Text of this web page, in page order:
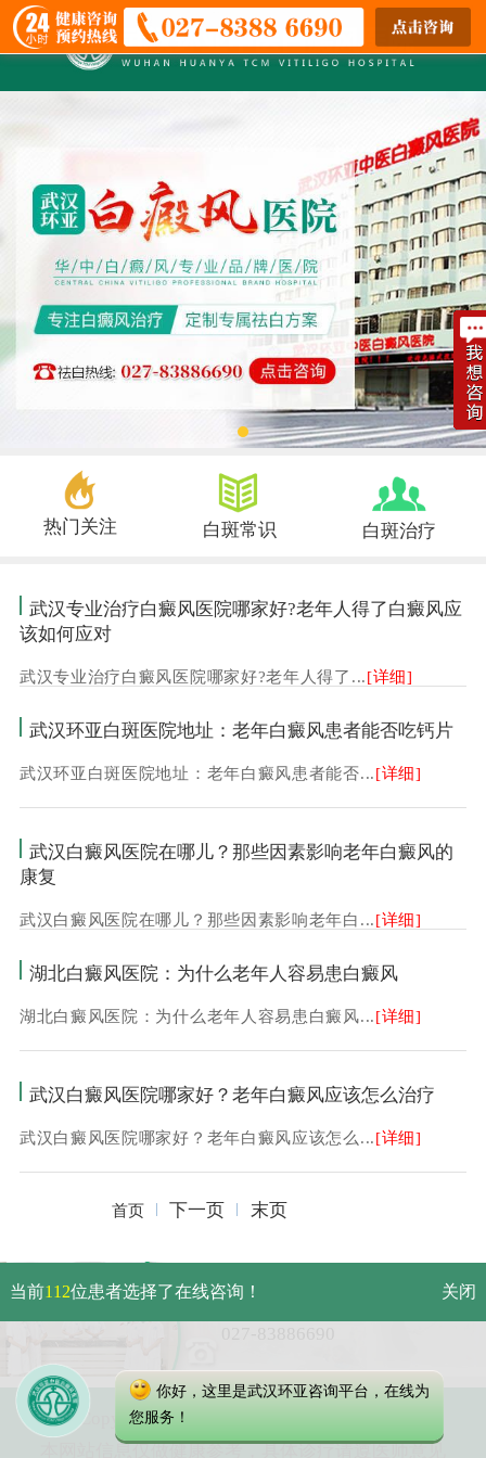
热门关注 白斑常识 白斑治疗
武汉专业治疗白癜风医院哪家好?老年人得了白癜风应
该如何应对
武汉专业治疗白癜风医院哪家好?老年人得了...[详细]
武汉环亚白斑医院地址：老年白癜风患者能否吃钙片
武汉环亚白斑医院地址：老年白癜风患者能否...[详细]
武汉白癜风医院在哪儿？那些因素影响老年白癜风的
康复
武汉白癜风医院在哪儿？那些因素影响老年白...[详细]
湖北白癜风医院：为什么老年人容易患白癜风
湖北白癜风医院：为什么老年人容易患白癜风...[详细]
武汉白癜风医院哪家好？老年白癜风应该怎么治疗
武汉白癜风医院哪家好？老年白癜风应该怎么...[详细]
首页 下一页 末页
武汉市硚口区解放大道479号
免费电话：
Copyright 2023 武汉环亚中医白癜风医院
本网站信息仅做健康参考，具体诊疗请遵医师意见
当前112位患者选择了在线咨询！ 关闭
你好，这里是武汉环亚咨询平台，在线为
您服务！